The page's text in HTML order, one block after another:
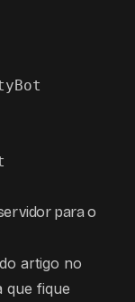
para o
artigo no
que fique